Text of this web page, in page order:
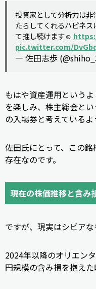
投資家として分析力は
たらしてくれるハピネ
て推し続けます☺️
pic.twitter.com/
— 佐田志歩
もはや資産運用という
を楽しみ、株主総会と
の入場券と考えているよ
佐田氏にとって、この
存在なのです。
現在の株価推移と含み
ですが、現実はシビアな
2024年以降のオリエン
円規模の含み損を抱えた